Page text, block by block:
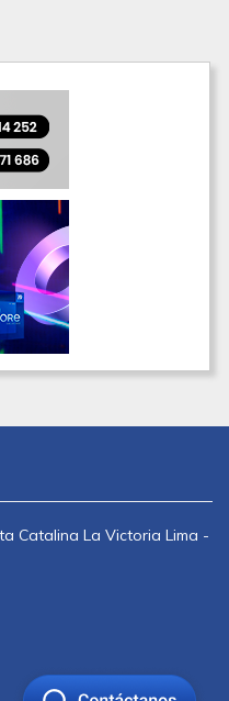
Catalina La Victoria Lima -